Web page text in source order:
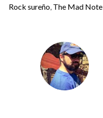
Rock sureño, The Mad Note